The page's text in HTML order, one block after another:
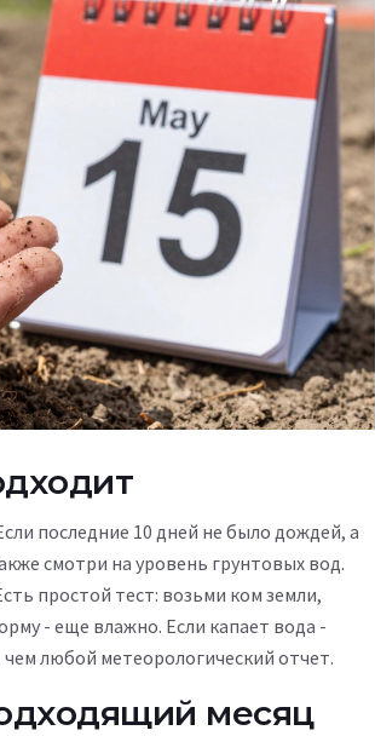
последние 10 дней не было дождей, а
смотри на уровень грунтовых вод.
простой тест: возьми ком земли,
- еще влажно. Если капает вода -
любой метеорологический отчет.
месяц